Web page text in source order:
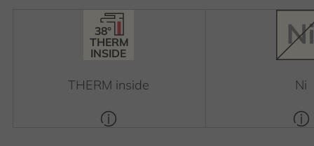
THERM
INSIDE
38°
THERM inside Ni